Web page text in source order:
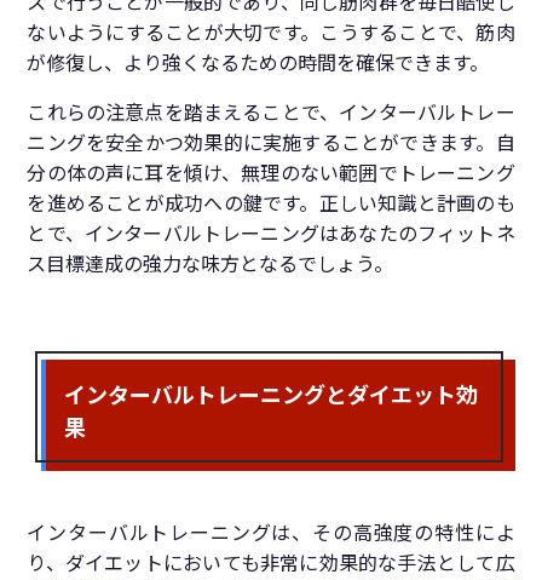
ないようにすることが大切です。こうすることで、筋肉
が修復し、より強くなるための時間を確保できます。
これらの注意点を踏まえることで、インターバルトレー
ニングを安全かつ効果的に実施することができます。自
分の体の声に耳を傾け、無理のない範囲でトレーニング
を進めることが成功への鍵です。正しい知識と計画のも
とで、インターバルトレーニングはあなたのフィットネ
ス目標達成の強力な味方となるでしょう。
インターバルトレーニングとダイエット効
果
インターバルトレーニングは、その高強度の特性によ
り、ダイエットにおいても非常に効果的な手法として広